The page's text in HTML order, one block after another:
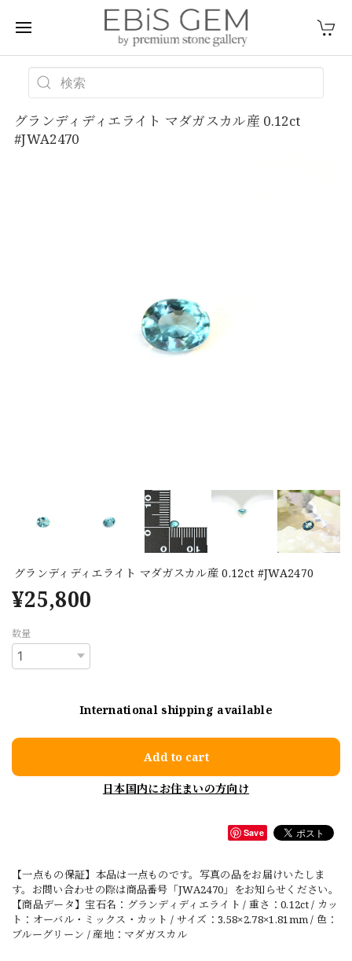
グランディディエライト マダガスカル産 0.12ct
#JWA2470
グランディディエライト マダガスカル産 0.12ct #JWA2470
¥25,800
数量
International shipping available
Add to cart
日本国内にお住まいの方向け
Save
【一点もの保証】本品は一点ものです。写真の品をお届けいたしま
す。お問い合わせの際は商品番号「JWA2470」をお知らせください。
【商品データ】宝石名：グランディディエライト / 重さ：0.12ct / カッ
ト：オーバル・ミックス・カット / サイズ：3.58×2.78×1.81mm / 色：
ブルーグリーン / 産地：マダガスカル